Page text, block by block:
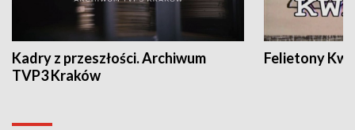
Kadry z przeszłości. Archiwum
TVP3 Kraków
Felietony